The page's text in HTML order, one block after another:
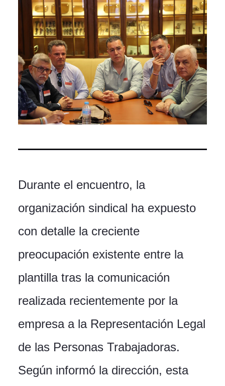
Durante el encuentro, la
organización sindical ha expuesto
con detalle la creciente
preocupación existente entre la
plantilla tras la comunicación
realizada recientemente por la
empresa a la Representación Legal
de las Personas Trabajadoras.
Según informó la dirección, esta